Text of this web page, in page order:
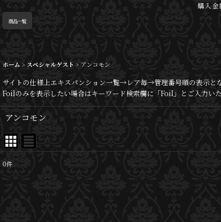
購入
商品一覧
ホーム > スペシャルゲスト > アンコモン
サイトの仕様上エキスパンション一覧→レア毎→管理番号順の表示とな
Foilのみを表示したい場合はキーワード検索欄に「Foil」とご入力い
アンコモン
表示数
0件